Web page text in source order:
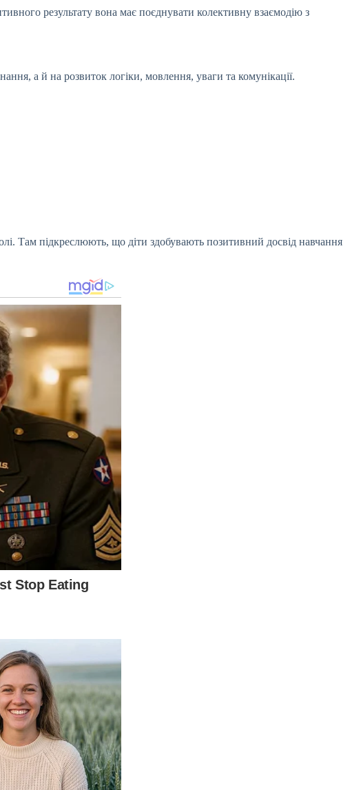
результату вона має поєднувати колективну взаємодію з
а й на розвиток логіки, мовлення, уваги та комунікації.
Там підкреслюють, що діти здобувають позитивний досвід навчання